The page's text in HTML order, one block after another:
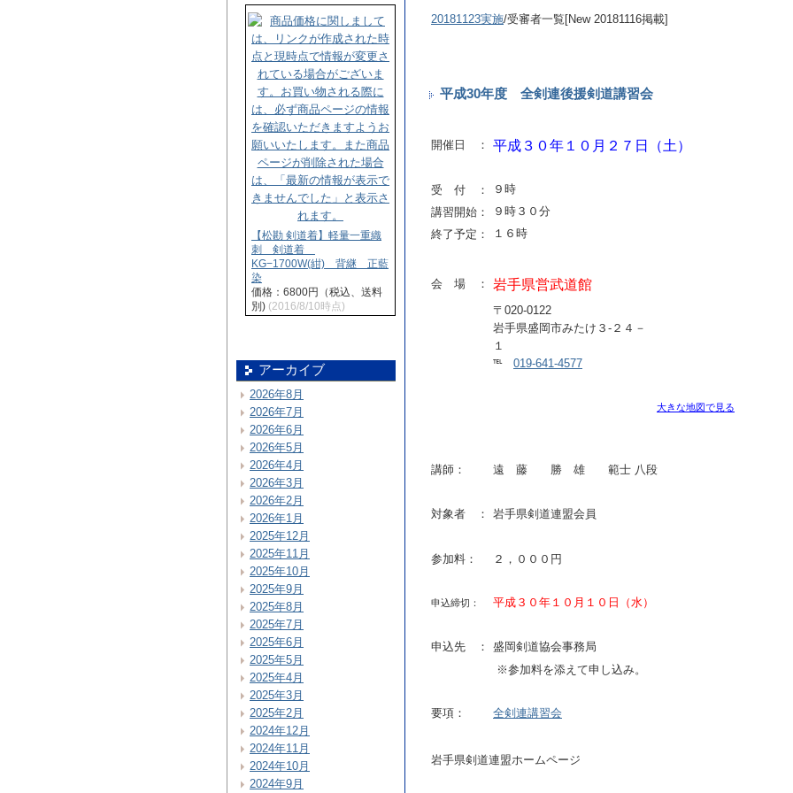
20181123実施/受審者一覧[New 20181116掲載]
平成30年度 全剣連後援剣道講習会
開催日 ： 平成３０年１０月２７日（土）
受 付 ：
９時
講習開始：
９時３０分
終了予定：
１６時
会 場 ： 岩手県営武道館
大きな地図で見る
〒020-0122
岩手県盛岡市みたけ３-２４－
１
℡ 019-641-4577
講師： 遠 藤 勝 雄 範士 八段
対象者 ： 岩手県剣道連盟会員
参加料： ２，０００円
申込締切： 平成３０年１０月１０日（水）
申込先 ：
盛岡剣道協会事務局
※参加料を添えて申し込み。
要項： 全剣連講習会
岩手県剣道連盟ホームページ
【松勘 剣道着】軽量一重織
刺 剣道着
KG−1700W(紺) 背継 正藍
染
価格：6800円（税込、送料
別) (2016/8/10時点)
アーカイブ
2026年8月
2026年7月
2026年6月
2026年5月
2026年4月
2026年3月
2026年2月
2026年1月
2025年12月
2025年11月
2025年10月
2025年9月
2025年8月
2025年7月
2025年6月
2025年5月
2025年4月
2025年3月
2025年2月
2024年12月
2024年11月
2024年10月
2024年9月